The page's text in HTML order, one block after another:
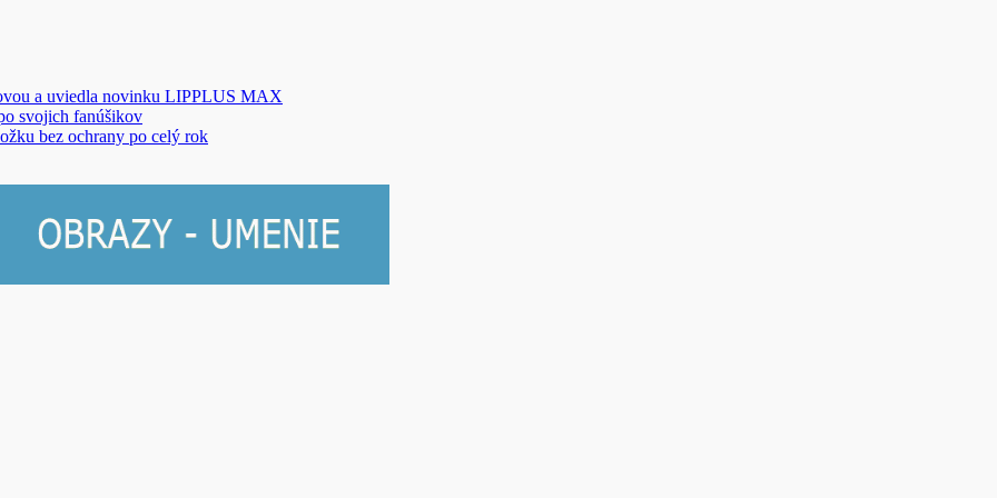
a uviedla novinku LIPPLUS MAX
svojich fanúšikov
bez ochrany po celý rok